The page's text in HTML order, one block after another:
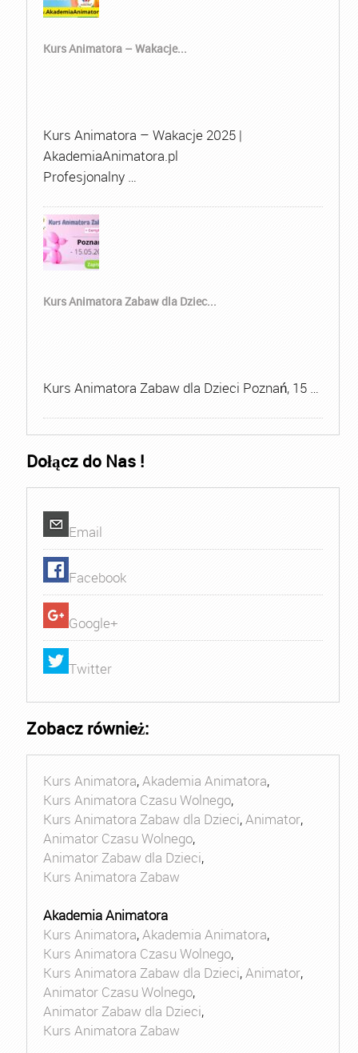
Kurs Animatora – Wakacje...
Kurs Animatora – Wakacje 2025 |
AkademiaAnimatora.pl
Profesjonalny …
Kurs Animatora Zabaw dla Dziec...
Kurs Animatora Zabaw dla Dzieci Poznań, 15 …
Dołącz do Nas !
Email
Facebook
Google+
Twitter
Zobacz również:
Kurs Animatora,Akademia Animatora,
Kurs Animatora Czasu Wolnego,
Kurs Animatora Zabaw dla Dzieci,Animator,
Animator Czasu Wolnego,
Animator Zabaw dla Dzieci,
Kurs Animatora Zabaw
Akademia Animatora
Kurs Animatora,Akademia Animatora,
Kurs Animatora Czasu Wolnego,
Kurs Animatora Zabaw dla Dzieci,Animator,
Animator Czasu Wolnego,
Animator Zabaw dla Dzieci,
Kurs Animatora Zabaw